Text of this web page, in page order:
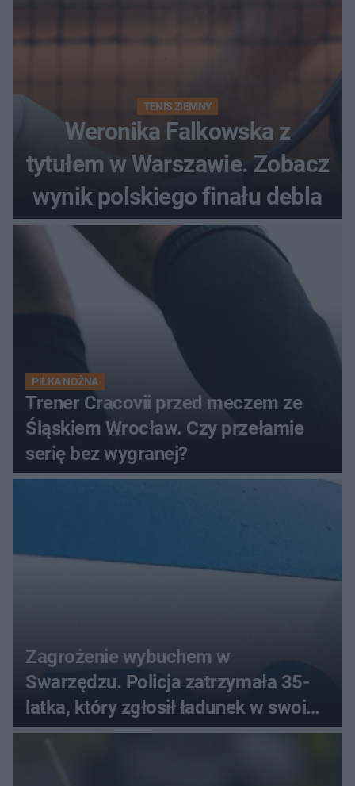
TENIS ZIEMNY
Weronika Falkowska z
tytułem w Warszawie. Zobacz
wynik polskiego finału debla
PIŁKA NOŻNA
Trener Cracovii przed meczem ze
Śląskiem Wrocław. Czy przełamie
serię bez wygranej?
Zagrożenie wybuchem w
Swarzędzu. Policja zatrzymała 35-
latka, który zgłosił ładunek w swoim
aucie